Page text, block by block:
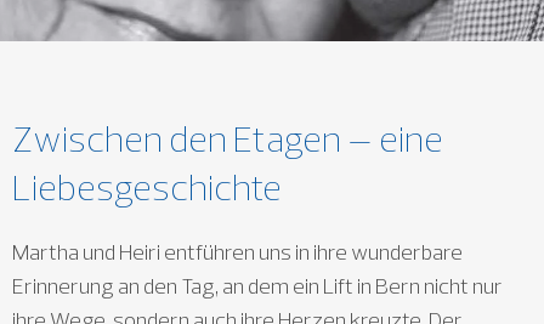
Zwischen den Etagen – eine
Liebesgeschichte
Martha und Heiri entführen uns in ihre wunderbare
Erinnerung an den Tag, an dem ein Lift in Bern nicht nur